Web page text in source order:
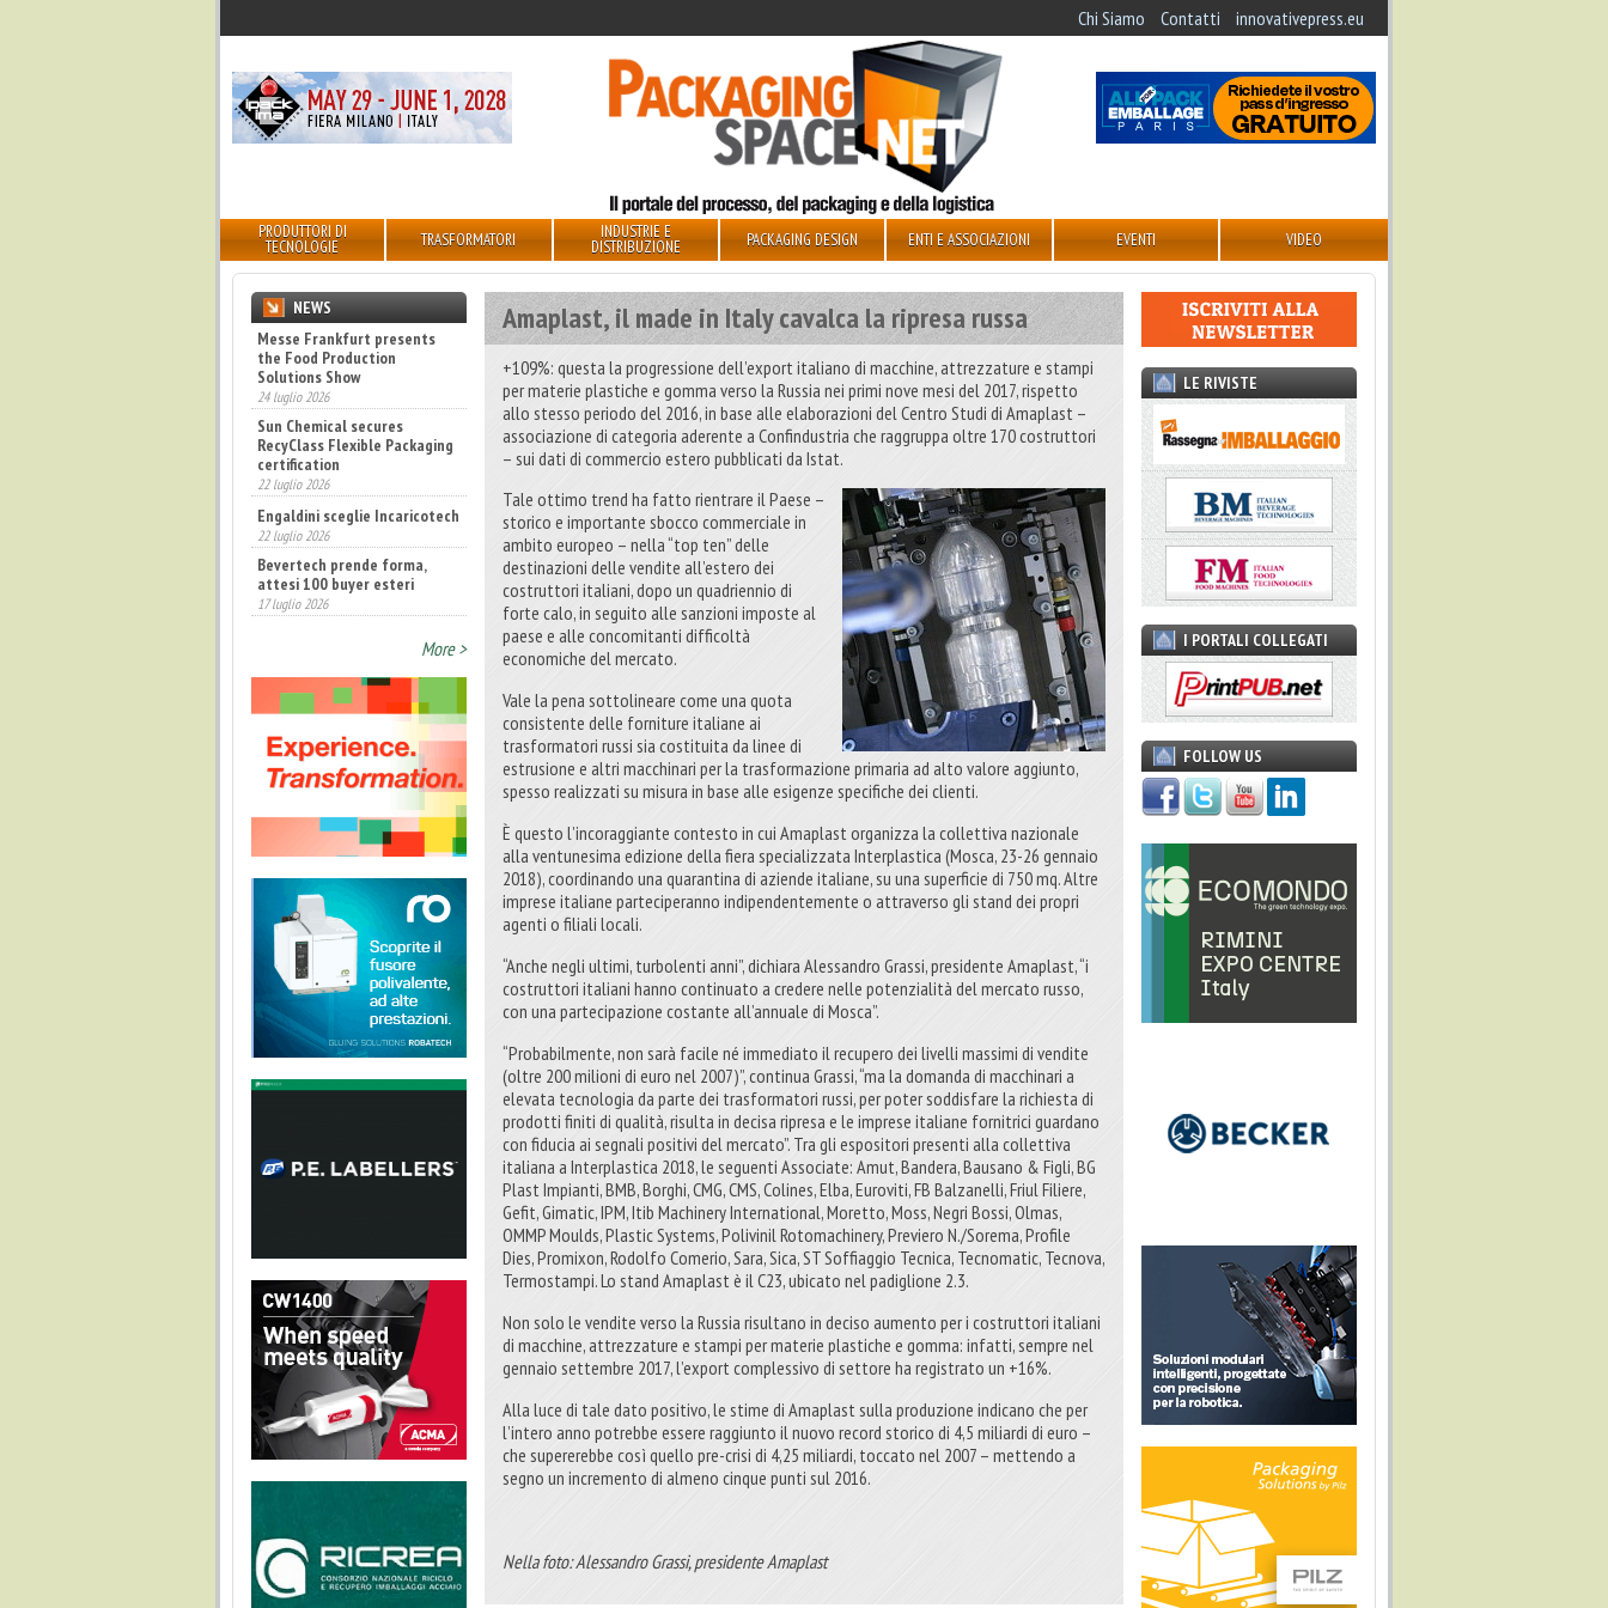
Chi Siamo Contatti innovativepress.eu
PRODUTTORI DI
TECNOLOGIE TRASFORMATORI INDUSTRIE E
DISTRIBUZIONE PACKAGING DESIGN ENTI E ASSOCIAZIONI EVENTI VIDEO
Amaplast, il made in Italy cavalca la ripresa russa
+109%: questa la progressione dell’export italiano di macchine, attrezzature e stampi
per materie plastiche e gomma verso la Russia nei primi nove mesi del 2017, rispetto
allo stesso periodo del 2016, in base alle elaborazioni del Centro Studi di Amaplast –
associazione di categoria aderente a Confindustria che raggruppa oltre 170 costruttori
– sui dati di commercio estero pubblicati da Istat.
Tale ottimo trend ha fatto rientrare il Paese –
storico e importante sbocco commerciale in
ambito europeo – nella “top ten” delle
destinazioni delle vendite all’estero dei
costruttori italiani, dopo un quadriennio di
forte calo, in seguito alle sanzioni imposte al
paese e alle concomitanti difficoltà
economiche del mercato.
Vale la pena sottolineare come una quota
consistente delle forniture italiane ai
trasformatori russi sia costituita da linee di
estrusione e altri macchinari per la trasformazione primaria ad alto valore aggiunto,
spesso realizzati su misura in base alle esigenze specifiche dei clienti.
È questo l’incoraggiante contesto in cui Amaplast organizza la collettiva nazionale
alla ventunesima edizione della fiera specializzata Interplastica (Mosca, 23-26 gennaio
2018), coordinando una quarantina di aziende italiane, su una superficie di 750 mq. Altre
imprese italiane parteciperanno indipendentemente o attraverso gli stand dei propri
agenti o filiali locali.
“Anche negli ultimi, turbolenti anni”, dichiara Alessandro Grassi, presidente Amaplast, “i
costruttori italiani hanno continuato a credere nelle potenzialità del mercato russo,
con una partecipazione costante all’annuale di Mosca”.
“Probabilmente, non sarà facile né immediato il recupero dei livelli massimi di vendite
(oltre 200 milioni di euro nel 2007)”, continua Grassi, “ma la domanda di macchinari a
elevata tecnologia da parte dei trasformatori russi, per poter soddisfare la richiesta di
prodotti finiti di qualità, risulta in decisa ripresa e le imprese italiane fornitrici guardano
con fiducia ai segnali positivi del mercato”. Tra gli espositori presenti alla collettiva
italiana a Interplastica 2018, le seguenti Associate: Amut, Bandera, Bausano & Figli, BG
Plast Impianti, BMB, Borghi, CMG, CMS, Colines, Elba, Euroviti, FB Balzanelli, Friul Filiere,
Gefit, Gimatic, IPM, Itib Machinery International, Moretto, Moss, Negri Bossi, Olmas,
OMMP Moulds, Plastic Systems, Polivinil Rotomachinery, Previero N./Sorema, Profile
Dies, Promixon, Rodolfo Comerio, Sara, Sica, ST Soffiaggio Tecnica, Tecnomatic, Tecnova,
Termostampi. Lo stand Amaplast è il C23, ubicato nel padiglione 2.3.
Non solo le vendite verso la Russia risultano in deciso aumento per i costruttori italiani
di macchine, attrezzature e stampi per materie plastiche e gomma: infatti, sempre nel
gennaio settembre 2017, l’export complessivo di settore ha registrato un +16%.
Alla luce di tale dato positivo, le stime di Amaplast sulla produzione indicano che per
l’intero anno potrebbe essere raggiunto il nuovo record storico di 4,5 miliardi di euro –
che supererebbe così quello pre-crisi di 4,25 miliardi, toccato nel 2007 – mettendo a
segno un incremento di almeno cinque punti sul 2016.
Nella foto: Alessandro Grassi, presidente Amaplast
NEWS
Messe Frankfurt presents
the Food Production
Solutions Show
24 luglio 2026
Sun Chemical secures
RecyClass Flexible Packaging
certification
22 luglio 2026
Engaldini sceglie Incaricotech
22 luglio 2026
Bevertech prende forma,
attesi 100 buyer esteri
17 luglio 2026
More >
LE RIVISTE
I PORTALI COLLEGATI
FOLLOW US